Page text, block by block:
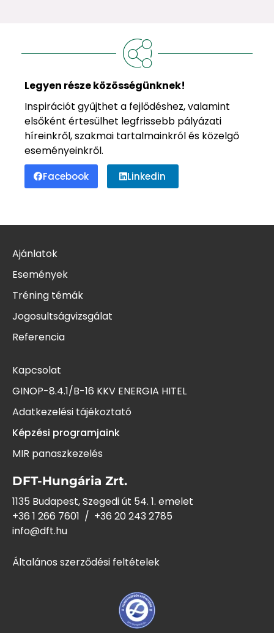
Legyen része közösségünknek!
Inspirációt gyűjthet a fejlődéshez, valamint
elsőként értesülhet legfrissebb pályázati
híreinkről, szakmai tartalmainkról és közelgő
eseményeinkről.
Facebook Linkedin
Ajánlatok
Események
Tréning témák
Jogosultságvizsgálat
Referencia
Kapcsolat
GINOP-8.4.1/B-16 KKV ENERGIA HITEL
Adatkezelési tájékoztató
Képzési programjaink
MIR panaszkezelés
DFT-Hungária Zrt.
1135 Budapest, Szegedi út 54. 1. emelet
+36 1 266 7601 / +36 20 243 2785
info@dft.hu
Általános szerződési feltételek